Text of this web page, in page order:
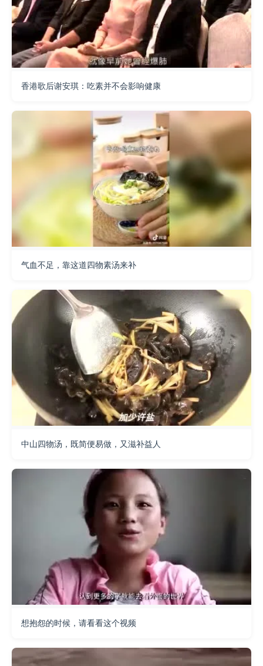
香港歌后谢安琪：吃素并不会影响健康
气血不足，靠这道四物素汤来补
中山四物汤，既简便易做，又滋补益人
想抱怨的时候，请看看这个视频